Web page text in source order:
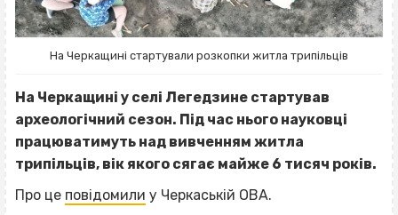
На Черкащині стартували розкопки житла трипільців
На Черкащині у селі Легедзине стартував
археологічний сезон. Під час нього науковці
працюватимуть над вивченням житла
трипільців, вік якого сягає майже 6 тисяч років.
Про це повідомили у Черкаській ОВА.